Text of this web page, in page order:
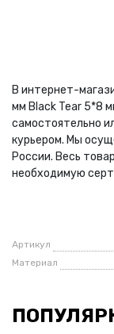
В интернет-
мм Black Tear 5*8
самостоятельно
курьером. Мы
России. Весь
необходимую
Артикул
Материал